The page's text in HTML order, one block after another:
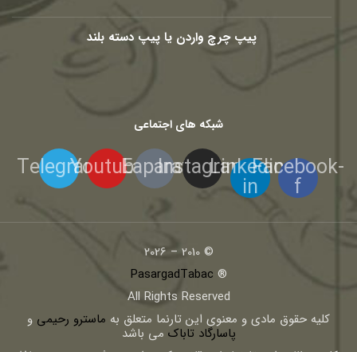
پیپ چرچ واردن یا پیپ دسته بلند
شبکه های اجتماعی
Facebook-
f
Linkedin-
in
Instagram
Eaparat
Youtube
Telegram
© 2010 – 2026
®
PasargadTabac
All Rights Reserved
كليه حقوق مادی و معنوی اين تارنما متعلق به ماسترو رحیمی و
پاسارگاد تاباک می باشد